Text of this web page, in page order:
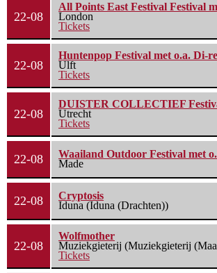
22-08
All Points East Festival Festival
London
Tickets
22-08
Huntenpop Festival met o.a. Di-
Ulft
Tickets
22-08
DUISTER COLLECTIEF
Utrecht
Tickets
22-08
Waailand Outdoor Festival met
Made
22-08
Cryptosis
Iduna (Iduna (Drachten))
22-08
Wolfmother
Muziekgieterij (Muziekgieterij
Tickets